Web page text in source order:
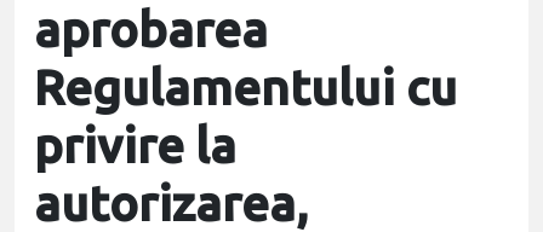
aprobarea
Regulamentului cu
privire la
autorizarea,